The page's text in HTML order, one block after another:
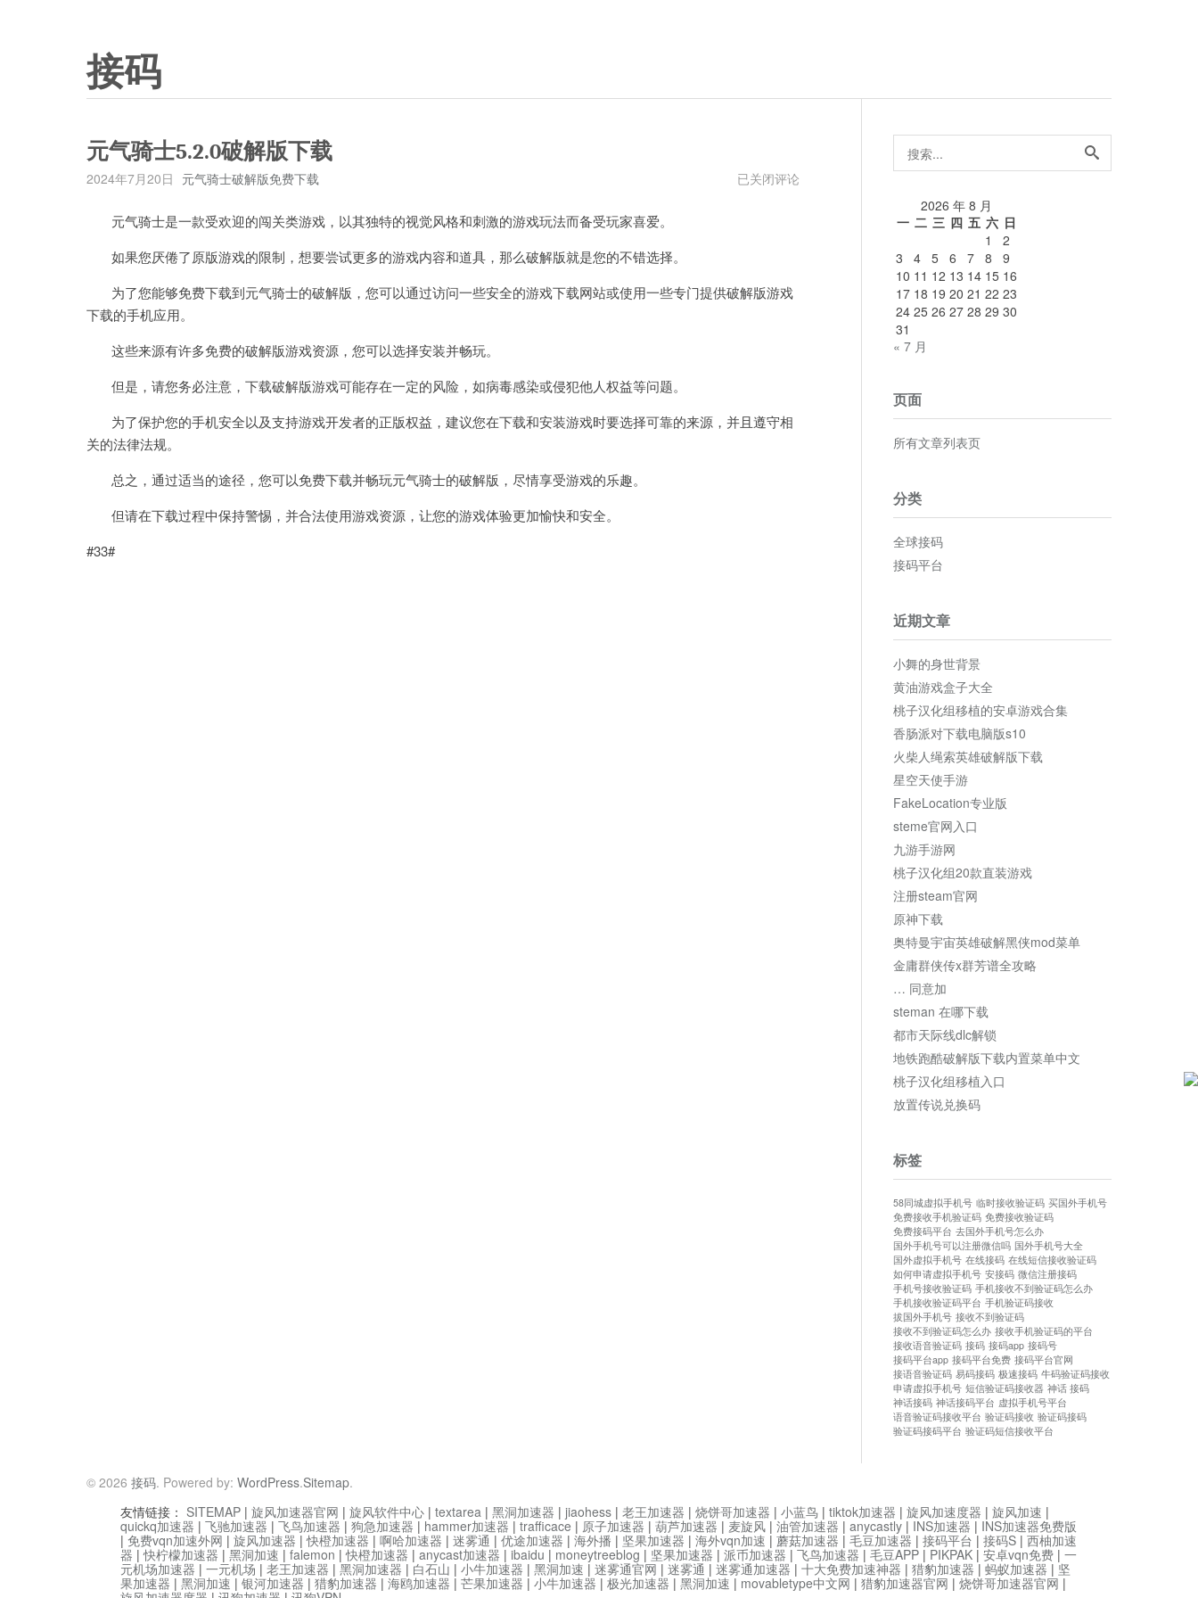
接码
元气骑士5.2.0破解版下载
2024年7月20日 元气骑士破解版免费下载
元
下
已关闭评论
元气骑士是一款受欢迎的闯关类游戏，以其独特的视觉风格和刺激的游戏玩法而备受玩家喜爱。
如果您厌倦了原版游戏的限制，想要尝试更多的游戏内容和道具，那么破解版就是您的不错选择。
为了您能够免费下载到元气骑士的破解版，您可以通过访问一些安全的游戏下载网站或使用一些专门提供破解版游戏
下载的手机应用。
这些来源有许多免费的破解版游戏资源，您可以选择安装并畅玩。
但是，请您务必注意，下载破解版游戏可能存在一定的风险，如病毒感染或侵犯他人权益等问题。
为了保护您的手机安全以及支持游戏开发者的正版权益，建议您在下载和安装游戏时要选择可靠的来源，并且遵守相
关的法律法规。
总之，通过适当的途径，您可以免费下载并畅玩元气骑士的破解版，尽情享受游戏的乐趣。
但请在下载过程中保持警惕，并合法使用游戏资源，让您的游戏体验更加愉快和安全。
#33#
搜
索...
2026 年 8 月
一 二 三 四 五 六 日
1
2
3
4 5 6 7 8
9
10 11 12 13 14 15 16
17 18 19 20 21 22 23
24 25 26 27 28 29 30
31
« 7 月
页面
所有文章列表页
分类
全球接码
接码平台
近期文章
小舞的身世背景
黄油游戏盒子大全
桃子汉化组移植的安卓游戏合集
香肠派对下载电脑版s10
火柴人绳索英雄破解版下载
星空天使手游
FakeLocation专业版
steme官网入口
九游手游网
桃子汉化组20款直装游戏
注册steam官网
原神下载
奥特曼宇宙英雄破解黑侠mod菜单
金庸群侠传x群芳谱全攻略
… 同意加
steman 在哪下载
都市天际线dlc解锁
地铁跑酷破解版下载内置菜单中文
桃子汉化组移植入口
放置传说兑换码
标签
58同城虚拟手机号 临时接收验证码 买国外手机号
免费接收手机验证码 免费接收验证码
免费接码平台 去国外手机号怎么办
国外手机号可以注册微信吗 国外手机号大全
国外虚拟手机号 在线接码 在线短信接收验证码
如何申请虚拟手机号 安接码 微信注册接码
手机号接收验证码 手机接收不到验证码怎么办
手机接收验证码平台 手机验证码接收
拔国外手机号 接收不到验证码
接收不到验证码怎么办 接收手机验证码的平台
接收语音验证码 接码 接码app 接码号
接码平台app 接码平台免费 接码平台官网
接语音验证码 易码接码 极速接码 牛码验证码接收
申请虚拟手机号 短信验证码接收器 神话 接码
神话接码 神话接码平台 虚拟手机号平台
语音验证码接收平台 验证码接收 验证码接码
验证码接码平台 验证码短信接收平台
© 2026 接码. Powered by: WordPress.Sitemap.
友情链接： SITEMAP | 旋风加速器官网 | 旋风软件中心 | textarea | 黑洞加速器 | jiaohess | 老王加速器 | 烧饼哥加速器 | 小蓝鸟 | tiktok加速器 | 旋风加速度器 | 旋风加速 |
quickq加速器 | 飞驰加速器 | 飞鸟加速器 | 狗急加速器 | hammer加速器 | trafficace | 原子加速器 | 葫芦加速器 | 麦旋风 | 油管加速器 | anycastly | INS加速器 | INS加速器免费版
| 免费vqn加速外网 | 旋风加速器 |快橙加速器 | 啊哈加速器 | 迷雾通 | 优途加速器 | 海外播 | 坚果加速器 | 海外vqn加速 | 蘑菇加速器 | 毛豆加速器 | 接码平台 | 接码S | 西柚加速
器 |快柠檬加速器 | 黑洞加速 | falemon |快橙加速器 | anycast加速器 | ibaidu | moneytreeblog | 坚果加速器 | 派币加速器 | 飞鸟加速器 | 毛豆APP | PIKPAK | 安卓vqn免费 | 一
元机场加速器 | 一元机场 | 老王加速器 | 黑洞加速器 | 白石山 | 小牛加速器 | 黑洞加速 | 迷雾通官网 | 迷雾通 | 迷雾通加速器 | 十大免费加速神器 | 猎豹加速器 | 蚂蚁加速器 | 坚
果加速器 | 黑洞加速 | 银河加速器 | 猎豹加速器 | 海鸥加速器 | 芒果加速器 | 小牛加速器 | 极光加速器 | 黑洞加速 | movabletype中文网 | 猎豹加速器官网 | 烧饼哥加速器官网 |